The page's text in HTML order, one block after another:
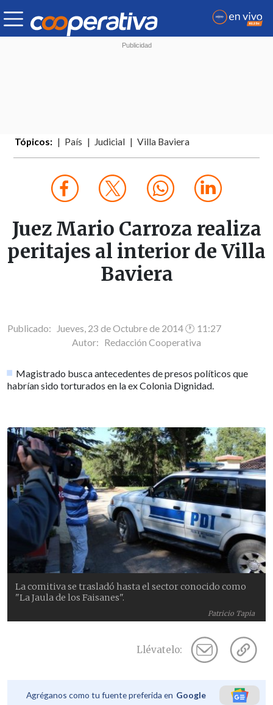
Tópicos: País Judicial Villa Baviera
Juez Mario Carroza realiza
peritajes al interior de Villa
Baviera
Publicado: Jueves, 23 de Octubre de 2014 🕐 11:27
Autor: Redacción Cooperativa
Magistrado busca antecedentes de presos políticos que
habrían sido torturados en la ex Colonia Dignidad.
Patricio Tapia
La comitiva se trasladó hasta el sector conocido como
"La Jaula de los Faisanes".
Llévatelo:
Agréganos como tu fuente preferida en Google